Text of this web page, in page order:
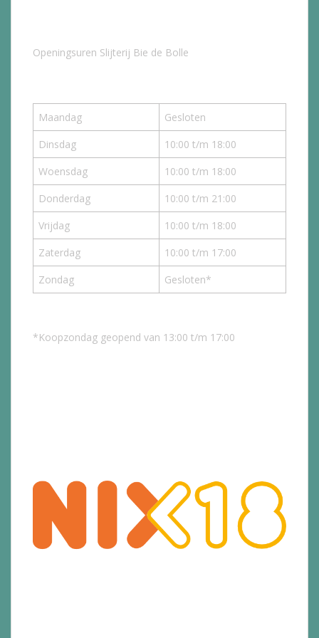
Openingsuren Slijterij Bie de Bolle
Maandag
Gesloten
Dinsdag
10:00 t/m 18:00
Woensdag
10:00 t/m 18:00
Donderdag
10:00 t/m 21:00
Vrijdag
10:00 t/m 18:00
Zaterdag
10:00 t/m 17:00
Zondag
Gesloten*
*Koopzondag geopend van 13:00 t/m 17:00